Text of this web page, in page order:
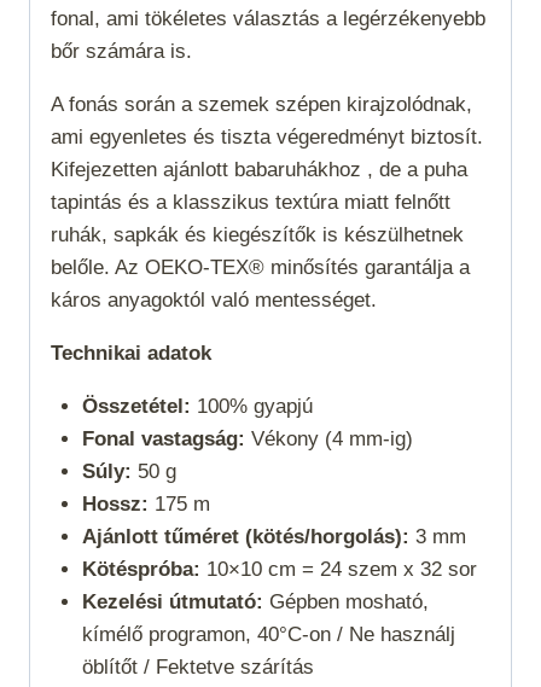
fonal, ami tökéletes választás a legérzékenyebb
bőr számára is.
A fonás során a szemek szépen kirajzolódnak,
ami egyenletes és tiszta végeredményt biztosít.
Kifejezetten ajánlott babaruhákhoz , de a puha
tapintás és a klasszikus textúra miatt felnőtt
ruhák, sapkák és kiegészítők is készülhetnek
belőle. Az OEKO-TEX® minősítés garantálja a
káros anyagoktól való mentességet.
Technikai adatok
Összetétel: 100% gyapjú
Fonal vastagság: Vékony (4 mm-ig)
Súly: 50 g
Hossz: 175 m
Ajánlott tűméret (kötés/horgolás): 3 mm
Kötéspróba: 10×10 cm = 24 szem x 32 sor
Kezelési útmutató: Gépben mosható,
kímélő programon, 40°C-on / Ne használj
öblítőt / Fektetve szárítás